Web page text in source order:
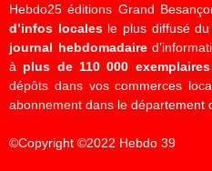
Hebdo25 éditions Grand
d’infos localesle plus diffusé du
journal hebdomadaire
à plus de 110 000 exemplaires
dépôts dans vos commerces
abonnement dans le département
©Copyright ©2022 Hebdo 39